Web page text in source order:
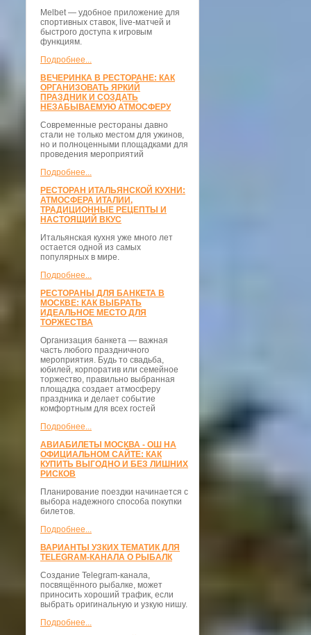
Melbet — удобное приложение для
спортивных ставок, live-матчей и
быстрого доступа к игровым
функциям.
Подробнее...
ВЕЧЕРИНКА В РЕСТОРАНЕ: КАК
ОРГАНИЗОВАТЬ ЯРКИЙ
ПРАЗДНИК И СОЗДАТЬ
НЕЗАБЫВАЕМУЮ АТМОСФЕРУ
Современные рестораны давно
стали не только местом для ужинов,
но и полноценными площадками для
проведения мероприятий
Подробнее...
РЕСТОРАН ИТАЛЬЯНСКОЙ КУХНИ:
АТМОСФЕРА ИТАЛИИ,
ТРАДИЦИОННЫЕ РЕЦЕПТЫ И
НАСТОЯЩИЙ ВКУС
Итальянская кухня уже много лет
остается одной из самых
популярных в мире.
Подробнее...
РЕСТОРАНЫ ДЛЯ БАНКЕТА В
МОСКВЕ: КАК ВЫБРАТЬ
ИДЕАЛЬНОЕ МЕСТО ДЛЯ
ТОРЖЕСТВА
Организация банкета — важная
часть любого праздничного
мероприятия. Будь то свадьба,
юбилей, корпоратив или семейное
торжество, правильно выбранная
площадка создает атмосферу
праздника и делает событие
комфортным для всех гостей
Подробнее...
АВИАБИЛЕТЫ МОСКВА - ОШ НА
ОФИЦИАЛЬНОМ САЙТЕ: КАК
КУПИТЬ ВЫГОДНО И БЕЗ ЛИШНИХ
РИСКОВ
Планирование поездки начинается с
выбора надежного способа покупки
билетов.
Подробнее...
ВАРИАНТЫ УЗКИХ ТЕМАТИК ДЛЯ
TELEGRAM-КАНАЛА О РЫБАЛК
Создание Telegram-канала,
посвящённого рыбалке, может
приносить хороший трафик, если
выбрать оригинальную и узкую нишу.
Подробнее...